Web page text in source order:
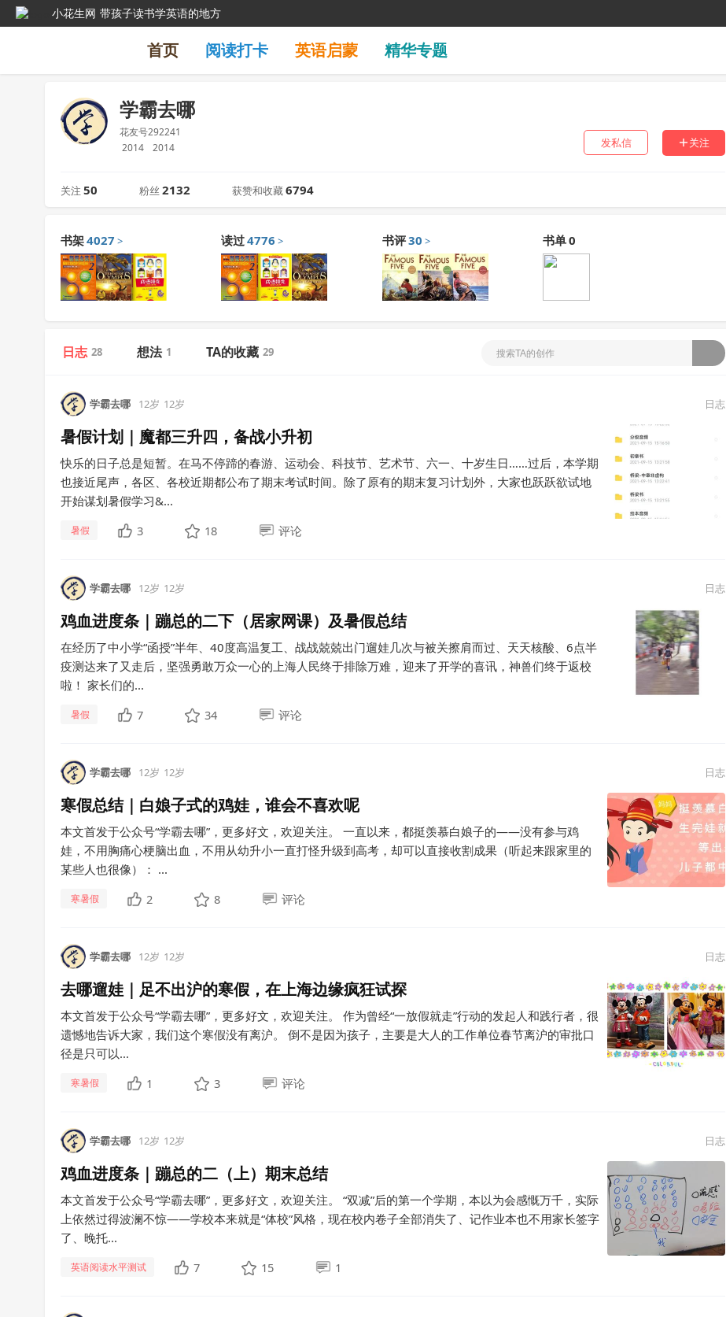
小花生网 带孩子读书学英语的地方
首页 阅读打卡 英语启蒙 精华专题
学霸去哪
花友号292241
2014
2014 发私信 关注
关注 50 粉丝 2132 获赞和收藏6794
书架4027 > 读过4776 > 书评30 > 书单0
日志 28 想法 1 TA的收藏 29
学霸去哪 12岁 12岁 日志
暑假计划｜魔都三升四，备战小升初
快乐的日子总是短暂。在马不停蹄的春游、运动会、科技节、艺术节、六一、十岁生日……过后，本学期
也接近尾声，各区、各校近期都公布了期末考试时间。除了原有的期末复习计划外，大家也跃跃欲试地
开始谋划暑假学习&...
暑假 3 18 评论
学霸去哪 12岁 12岁 日志
鸡血进度条｜蹦总的二下（居家网课）及暑假总结
在经历了中小学“函授”半年、40度高温复工、战战兢兢出门遛娃几次与被关擦肩而过、天天核酸、6点半
疫测达来了又走后，坚强勇敢万众一心的上海人民终于排除万难，迎来了开学的喜讯，神兽们终于返校
啦！ 家长们的...
暑假 7 34 评论
学霸去哪 12岁 12岁 日志
寒假总结｜白娘子式的鸡娃，谁会不喜欢呢
本文首发于公众号“学霸去哪”，更多好文，欢迎关注。 一直以来，都挺羡慕白娘子的——没有参与鸡
娃，不用胸痛心梗脑出血，不用从幼升小一直打怪升级到高考，却可以直接收割成果（听起来跟家里的
某些人也很像）： ...
寒暑假 2 8 评论
学霸去哪 12岁 12岁 日志
去哪遛娃｜足不出沪的寒假，在上海边缘疯狂试探
本文首发于公众号“学霸去哪”，更多好文，欢迎关注。 作为曾经“一放假就走”行动的发起人和践行者，很
遗憾地告诉大家，我们这个寒假没有离沪。 倒不是因为孩子，主要是大人的工作单位春节离沪的审批口
径是只可以...
寒暑假 1 3 评论
学霸去哪 12岁 12岁 日志
鸡血进度条｜蹦总的二（上）期末总结
本文首发于公众号“学霸去哪”，更多好文，欢迎关注。 “双减”后的第一个学期，本以为会感慨万千，实际
上依然过得波澜不惊——学校本来就是“体校”风格，现在校内卷子全部消失了、记作业本也不用家长签字
了、晚托...
英语阅读水平测试 7 15 1